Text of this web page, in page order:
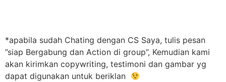
*apabila sudah Chating dengan CS Saya, tulis pesan
”siap Bergabung dan Action di group”, Kemudian kami
akan kirimkan copywriting, testimoni dan gambar yg
dapat digunakan untuk beriklan